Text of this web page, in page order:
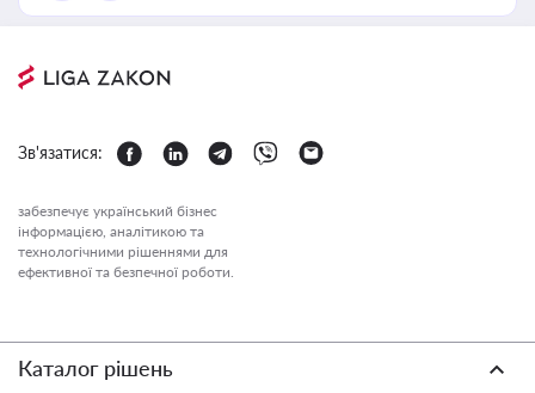
Зв'язатися:
забезпечує український бізнес
інформацією, аналітикою та
технологічними рішеннями для
ефективної та безпечної роботи.
Каталог рішень